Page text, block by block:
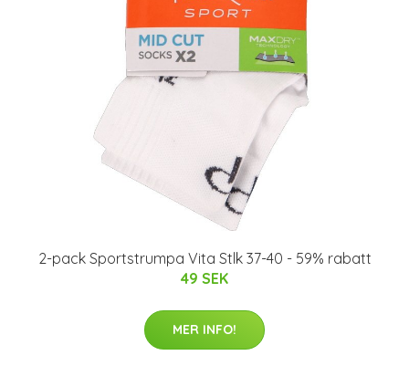
2-pack Sportstrumpa Vita Stlk 37-40 - 59% rabatt
49 SEK
MER INFO!